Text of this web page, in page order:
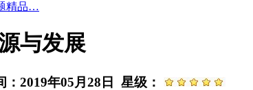
精品…
与发展
：2019年05月28日 星级：